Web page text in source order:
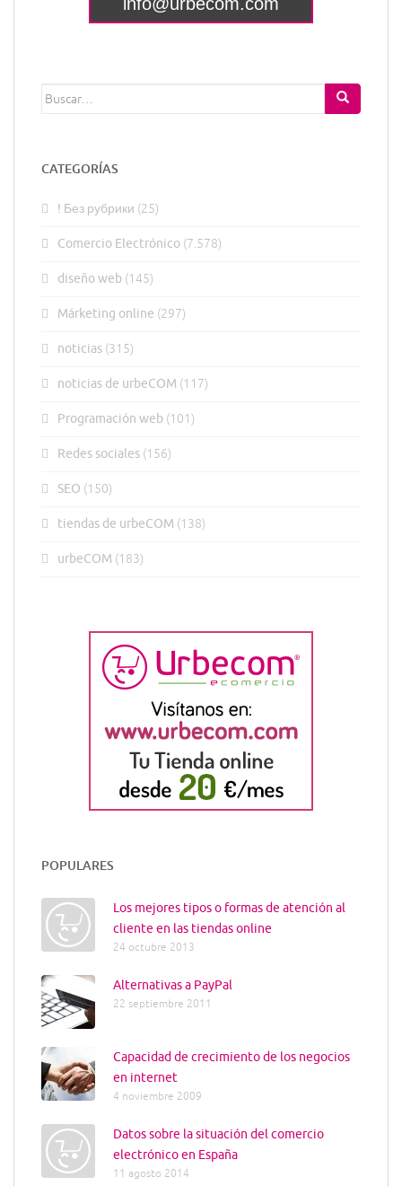
Buscar:
CATEGORÍAS
! Без рубрики (25)
Comercio Electrónico (7.578)
diseño web (145)
Márketing online (297)
noticias (315)
noticias de urbeCOM (117)
Programación web (101)
Redes sociales (156)
SEO (150)
tiendas de urbeCOM (138)
urbeCOM (183)
POPULARES
Los mejores tipos o formas de atención al
cliente en las tiendas online
24 octubre 2013
Alternativas a PayPal
22 septiembre 2011
Capacidad de crecimiento de los negocios
en internet
4 noviembre 2009
Datos sobre la situación del comercio
electrónico en España
11 agosto 2014